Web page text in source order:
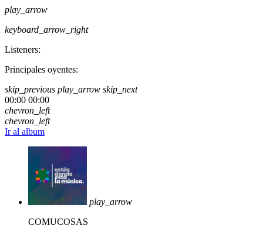
play_arrow
keyboard_arrow_right
Listeners:
Principales oyentes:
skip_previous play_arrow skip_next
00:00 00:00
chevron_left
chevron_left
Ir al album
play_arrow
COMUCOSAS